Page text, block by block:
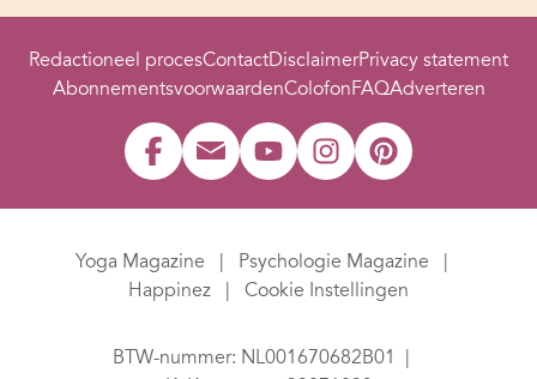
Redactioneel procesContactDisclaimerPrivacy statement
AbonnementsvoorwaardenColofonFAQAdverteren
Yoga Magazine
Psychologie Magazine
Happinez
Cookie Instellingen
BTW-nummer: NL001670682B01